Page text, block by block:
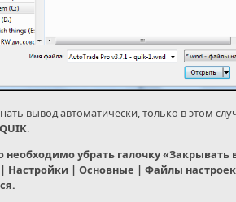
вывод автоматически, только в этом
QUIK.
необходимо убрать галочку «Закрывать
Настройки | Основные | Файлы